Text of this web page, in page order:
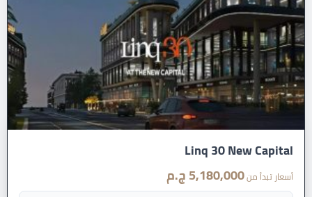
Linq 30 New Capital
أسعار تبدأ من5,180,000 ج.م